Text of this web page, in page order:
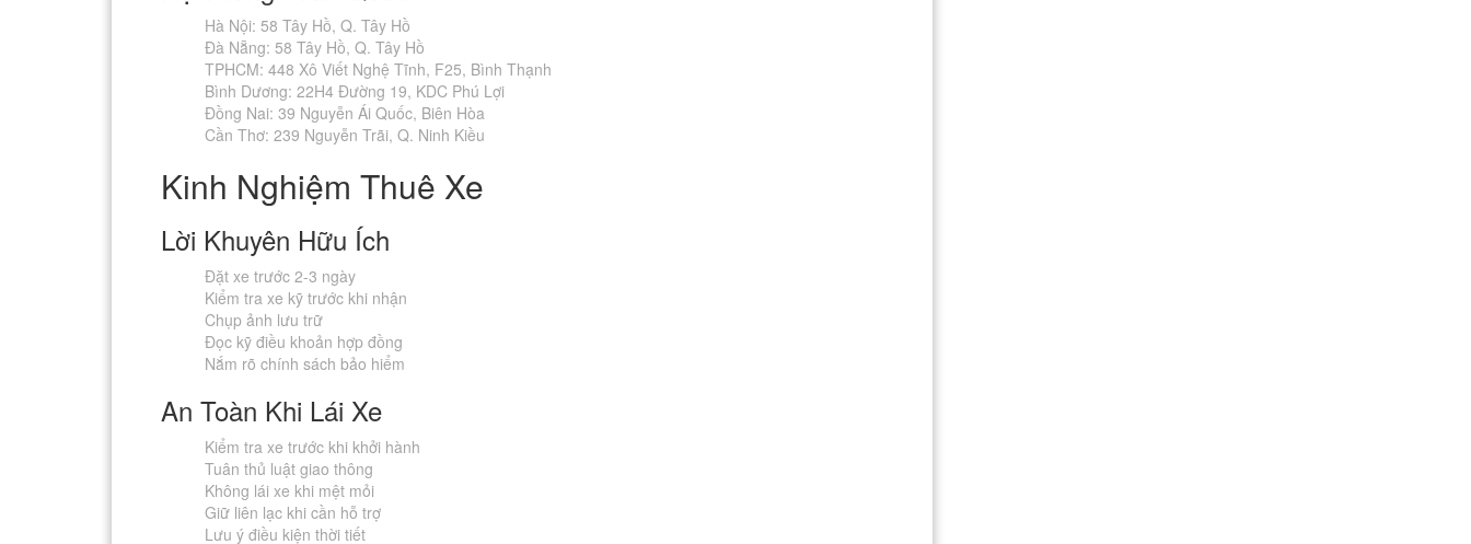
Hà Nội: 58 Tây Hồ, Q. Tây Hồ
Đà Nẵng: 58 Tây Hồ, Q. Tây Hồ
TPHCM: 448 Xô Viết Nghệ Tĩnh, F25, Bình Thạnh
Bình Dương: 22H4 Đường 19, KDC Phú Lợi
Đồng Nai: 39 Nguyễn Ái Quốc, Biên Hòa
Cần Thơ: 239 Nguyễn Trãi, Q. Ninh Kiều
Kinh Nghiệm Thuê Xe
Lời Khuyên Hữu Ích
Đặt xe trước 2-3 ngày
Kiểm tra xe kỹ trước khi nhận
Chụp ảnh lưu trữ
Đọc kỹ điều khoản hợp đồng
Nắm rõ chính sách bảo hiểm
An Toàn Khi Lái Xe
Kiểm tra xe trước khi khởi hành
Tuân thủ luật giao thông
Không lái xe khi mệt mỏi
Giữ liên lạc khi cần hỗ trợ
Lưu ý điều kiện thời tiết